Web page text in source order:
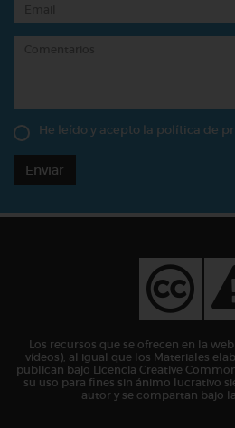
He leído y acepto la política de
Enviar
Los recursos que se ofrecen en la
vídeos), al igual que los Materiales
publican bajo Licencia Creative
su uso para fines sin ánimo lucrativo
autor y se compartan bajo